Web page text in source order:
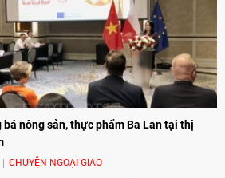
bá nông sản, thực phẩm Ba Lan tại thị
CHUYỆN NGOẠI GIAO